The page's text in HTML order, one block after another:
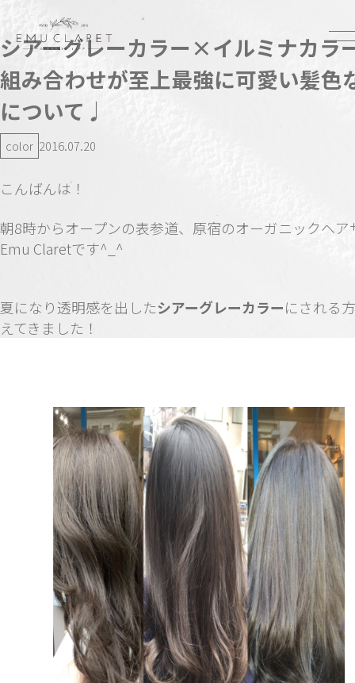
シアーグレーカラー×イルミナカラ
組み合わせが至上最強に可愛い髪色
について♩
color 2016.07.20
こんばんは！
朝8時からオープンの表参道、原宿のオーガニックヘア
Emu Claretです^_^
夏になり透明感を出したシアーグレーカラーにされる
えてきました！